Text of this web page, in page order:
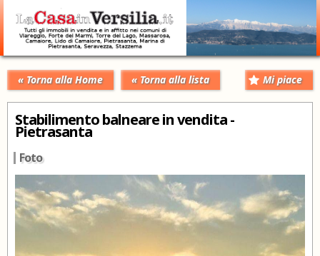
« Torna alla Home « Torna alla lista Mi piace
Stabilimento balneare in vendita -
Pietrasanta
Foto